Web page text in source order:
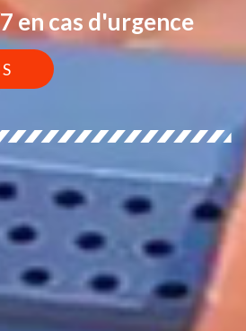
en cas d'urgence